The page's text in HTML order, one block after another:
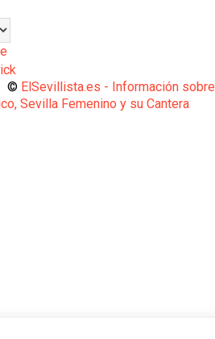
ElSevillista.es - Información sobre
Sevilla Femenino y su Cantera